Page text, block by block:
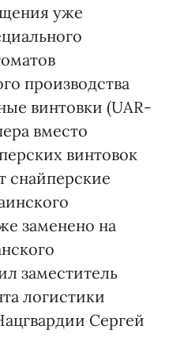
уже
производства
винтовки (UAR-
вместо
винтовок
снайперские
заменено на
заместитель
логистики
Сергей